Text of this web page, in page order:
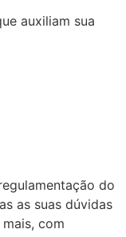
auxiliam sua
do
as suas dúvidas
com